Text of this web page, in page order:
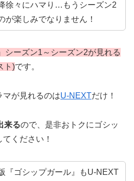
徐々にハマり…もうシーズン2
が楽しみでなりません！
シーズン1～シーズン2が見れる
ト)です。
マが見れるのはU-NEXTだけ！
来るので、是非おトクにゴシッ
ください！
『ゴシップガール』もU-NEXT